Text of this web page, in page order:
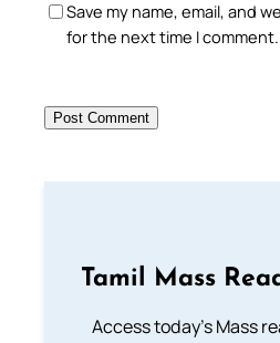
Save my name, email, and
for the next time I comment.
Tamil Mass
Access today's Mass